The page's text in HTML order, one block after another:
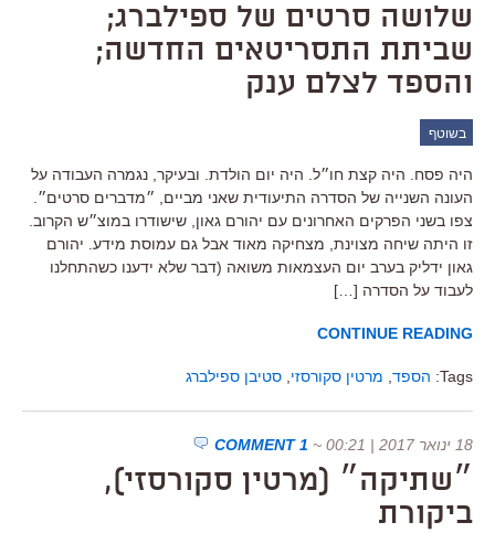
שלושה סרטים של ספילברג;
שביתת התסריטאים החדשה;
והספד לצלם ענק
בשוטף
היה פסח. היה קצת חו״ל. היה יום הולדת. ובעיקר, נגמרה העבודה על
העונה השנייה של הסדרה התיעודית שאני מביים, ״מדברים סרטים״.
צפו בשני הפרקים האחרונים עם יהורם גאון, שישודרו במוצ״ש הקרוב.
זו היתה שיחה מצוינת, מצחיקה מאוד אבל גם עמוסת מידע. יהורם
גאון ידליק בערב יום העצמאות משואה (דבר שלא ידענו כשהתחלנו
לעבוד על הסדרה […]
CONTINUE READING
Tags: הספד מרטין סקורסזי סטיבן ספילברג
18 ינואר 2017 | 00:21 ~
1 COMMENT
״שתיקה״ (מרטין סקורסזי),
ביקורת